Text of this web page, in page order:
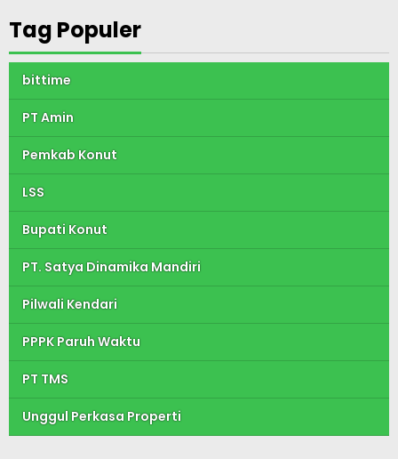
Tag Populer
bittime
PT Amin
Pemkab Konut
LSS
Bupati Konut
PT. Satya Dinamika Mandiri
Pilwali Kendari
PPPK Paruh Waktu
PT TMS
Unggul Perkasa Properti